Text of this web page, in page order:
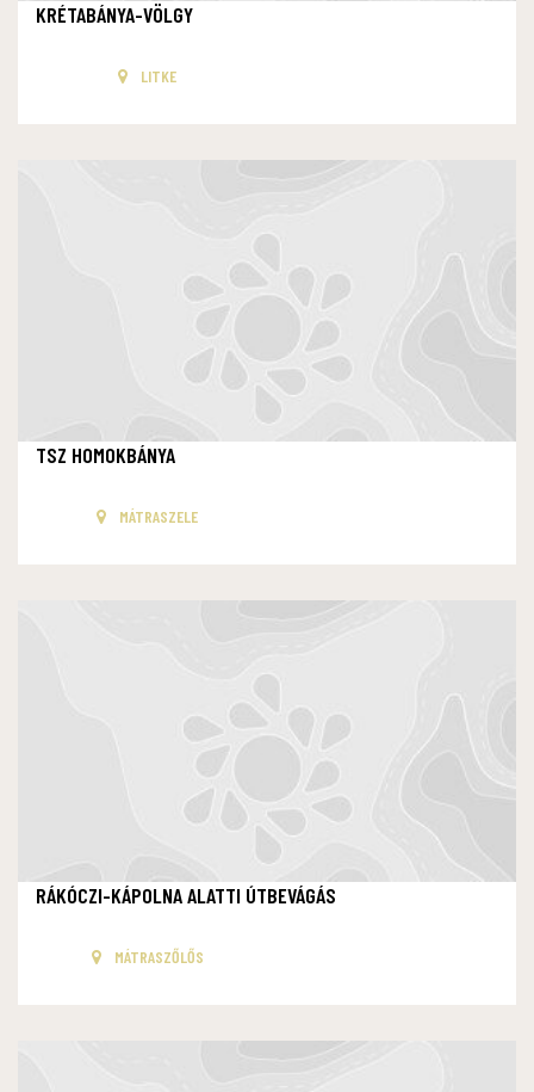
KRÉTABÁNYA-VÖLGY
LITKE
TSZ HOMOKBÁNYA
MÁTRASZELE
RÁKÓCZI-KÁPOLNA ALATTI ÚTBEVÁGÁS
MÁTRASZŐLŐS